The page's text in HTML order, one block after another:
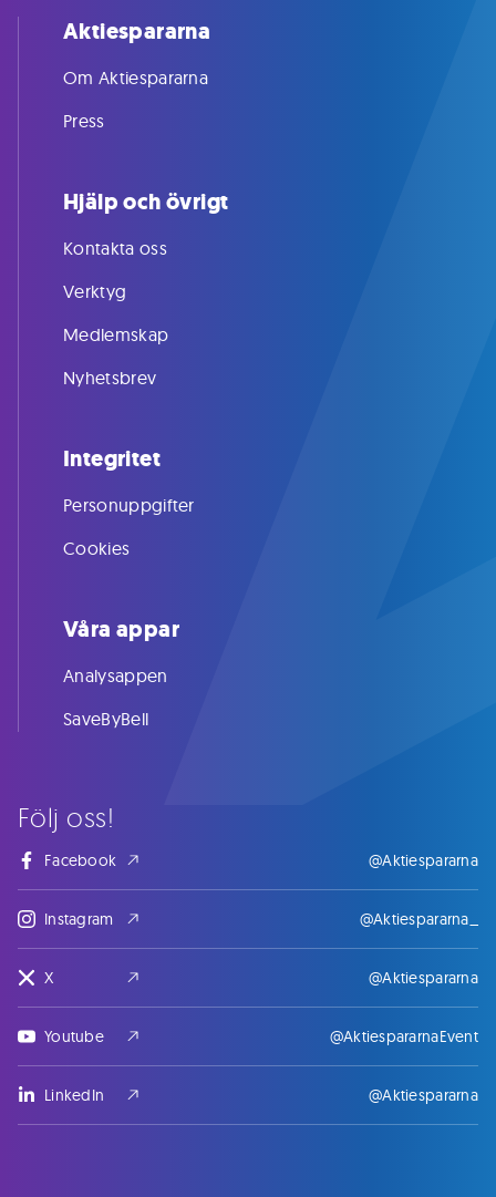
Följ oss!
Facebook @Aktiespararna
Instagram @Aktiespararna_
X @Aktiespararna
Youtube @AktiespararnaEvent
LinkedIn @Aktiespararna
Aktiespararna
Om Aktiespararna
Press
Hjälp och övrigt
Kontakta oss
Verktyg
Medlemskap
Nyhetsbrev
Integritet
Personuppgifter
Cookies
Våra appar
Analysappen
SaveByBell